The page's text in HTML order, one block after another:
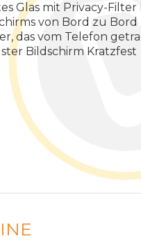
Glas mit Privacy-
von Bord zu
das vom Telefon
Bildschirm Kratzfest